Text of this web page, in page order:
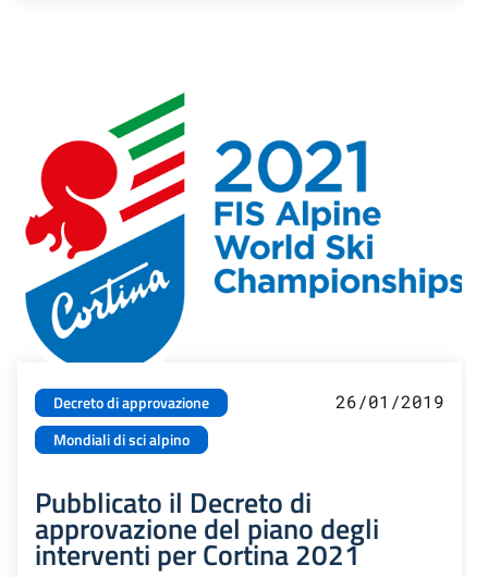
Decreto di approvazione
Mondiali di sci alpino
26/01/2019
Pubblicato il Decreto di
approvazione del piano degli
interventi per Cortina 2021